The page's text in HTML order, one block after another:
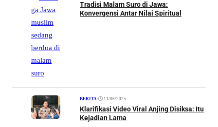
Tradisi Malam Suro di Jawa:
Konvergensi Antar Nilai Spiritual
BERITA• 11/06/2025
Klarifikasi Video Viral Anjing Disiksa: Itu
Kejadian Lama